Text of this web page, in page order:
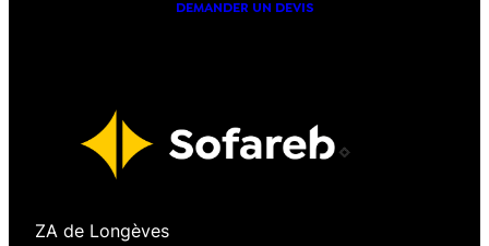
DEMANDER UN DEVIS
ZA de Longèves